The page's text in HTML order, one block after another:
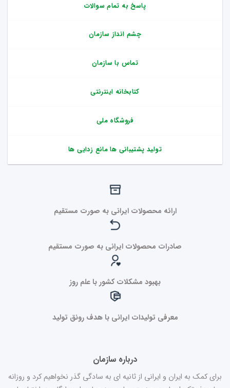
پاسخ به تمام سوالات
چشم انداز سازمان
تماس با سازمان
کتابخانه اینترنتی
فروشگاه ملی
تولید پشتیبانی ها مانع زدایی ها
ارائه محصولات ایرانی به صورت مستقیم
صادرات محصولات ایرانی به صورت مستقیم
بهبود مشکلات کشور با علم روز
معرفی تولیدات ایرانی با هدف رونق تولید
درباره سازمان
برای کمک به ایران و ایرانی از ثانیه ای به سادگی گذر نخواهیم کرد و روزانه